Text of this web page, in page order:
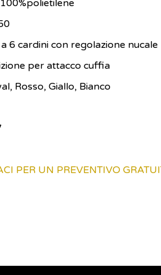
6 cardini con regolazione nucale
per attacco cuffia
Rosso, Giallo, Bianco
PER UN PREVENTIVO